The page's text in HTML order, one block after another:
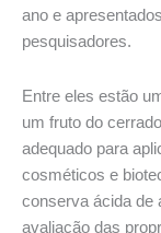
ano e
pesquisadores.
Entre eles estão
um fruto do
adequado para
cosméticos e
conserva ácida de
avaliação das